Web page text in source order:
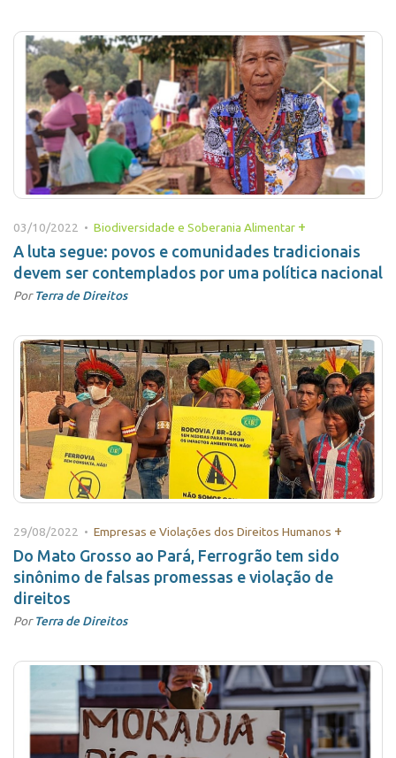
03/10/2022 • Biodiversidade e Soberania Alimentar +
A luta segue: povos e comunidades tradicionais
devem ser contemplados por uma política nacional
PorTerra de Direitos
29/08/2022 • Empresas e Violações dos Direitos Humanos +
Do Mato Grosso ao Pará, Ferrogrão tem sido
sinônimo de falsas promessas e violação de
direitos
PorTerra de Direitos